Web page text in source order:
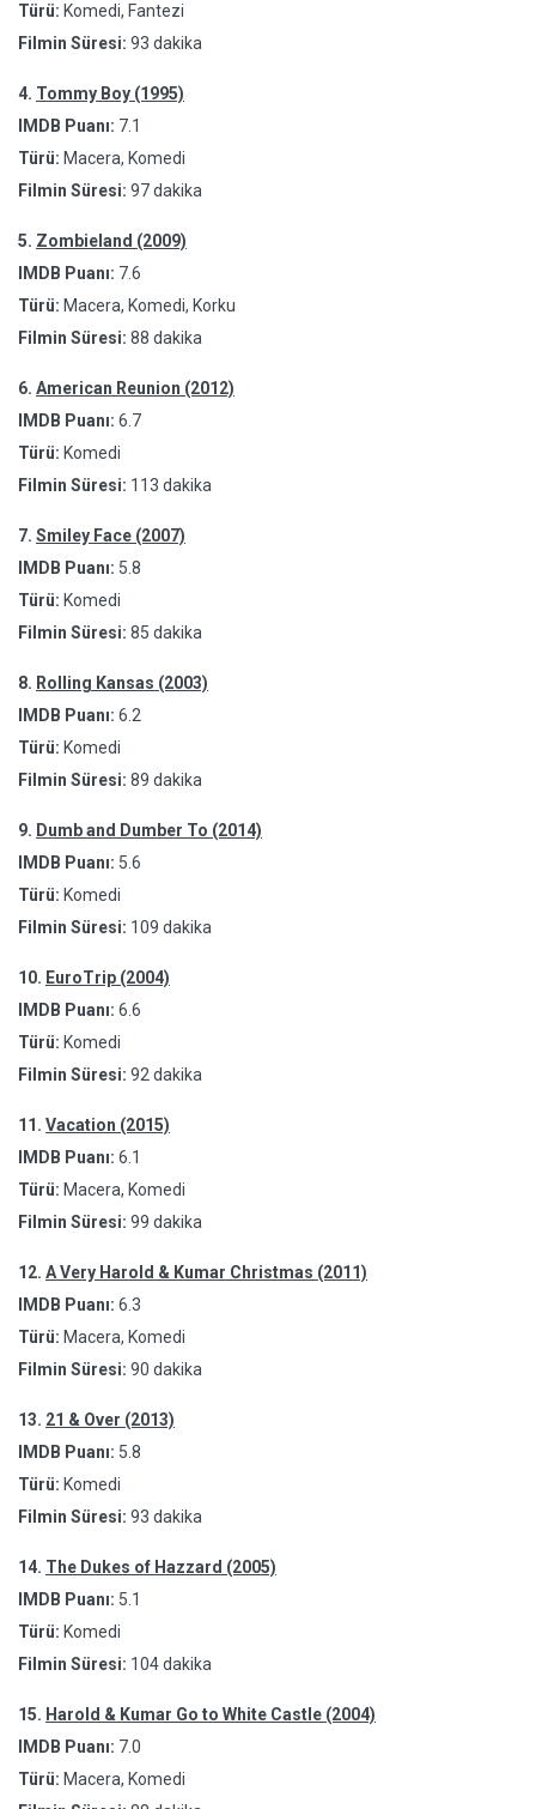
Türü: Komedi, Fantezi
Filmin Süresi: 93 dakika
4. Tommy Boy (1995)
IMDB Puanı: 7.1
Türü: Macera, Komedi
Filmin Süresi: 97 dakika
5. Zombieland (2009)
IMDB Puanı: 7.6
Türü: Macera, Komedi, Korku
Filmin Süresi: 88 dakika
6. American Reunion (2012)
IMDB Puanı: 6.7
Türü: Komedi
Filmin Süresi: 113 dakika
7. Smiley Face (2007)
IMDB Puanı: 5.8
Türü: Komedi
Filmin Süresi: 85 dakika
8. Rolling Kansas (2003)
IMDB Puanı: 6.2
Türü: Komedi
Filmin Süresi: 89 dakika
9. Dumb and Dumber To (2014)
IMDB Puanı: 5.6
Türü: Komedi
Filmin Süresi: 109 dakika
10. EuroTrip (2004)
IMDB Puanı: 6.6
Türü: Komedi
Filmin Süresi: 92 dakika
11. Vacation (2015)
IMDB Puanı: 6.1
Türü: Macera, Komedi
Filmin Süresi: 99 dakika
12. A Very Harold & Kumar Christmas (2011)
IMDB Puanı: 6.3
Türü: Macera, Komedi
Filmin Süresi: 90 dakika
13. 21 & Over (2013)
IMDB Puanı: 5.8
Türü: Komedi
Filmin Süresi: 93 dakika
14. The Dukes of Hazzard (2005)
IMDB Puanı: 5.1
Türü: Komedi
Filmin Süresi: 104 dakika
15. Harold & Kumar Go to White Castle (2004)
IMDB Puanı: 7.0
Türü: Macera, Komedi